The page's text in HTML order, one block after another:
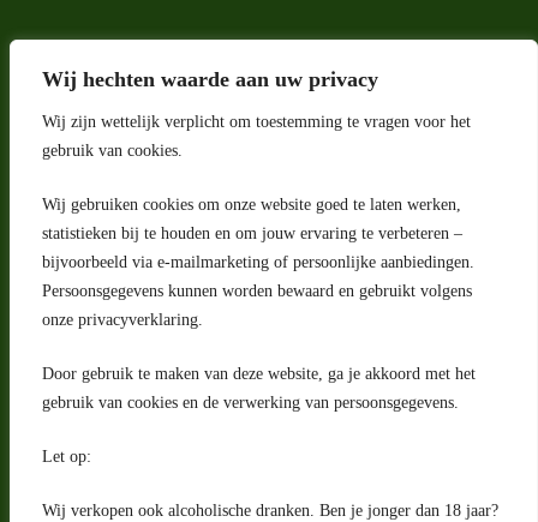
Wij hechten waarde aan uw privacy
Wij zijn wettelijk verplicht om toestemming te vragen voor het
gebruik van cookies.
Wij gebruiken cookies om onze website goed te laten werken,
statistieken bij te houden en om jouw ervaring te verbeteren –
bijvoorbeeld via e-mailmarketing of persoonlijke aanbiedingen.
Persoonsgegevens kunnen worden bewaard en gebruikt volgens
onze privacyverklaring.
Door gebruik te maken van deze website, ga je akkoord met het
gebruik van cookies en de verwerking van persoonsgegevens.
Let op:
Wij verkopen ook alcoholische dranken. Ben je jonger dan 18 jaar?
Adres
Riga 4 E
2993 LW Barendrecht
Nederland
Contact
klantenservice@portugeseproducten.nl
Facebook
Herroepingsrecht